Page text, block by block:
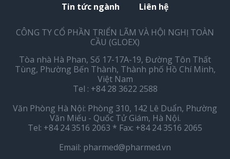
Tin tức ngành
Liên hệ
CÔNG TY CỔ PHẦN TRIỂN LÃM VÀ HỘI NGHỊ TOÀN
CẦU (GLOEX)
Tòa nhà Hà Phan, Số 17-17A-19, Đường Tôn Thất
Tùng, Phường Bến Thành, Thành phố Hồ Chí Minh,
Việt Nam
Tel : +84 28 3622 2588
Văn Phòng Hà Nội: Phòng 310, 142 Lê Duẩn, Phường
Văn Miếu - Quốc Tử Giám, Hà Nội.
Tel: +84 24 3516 2063 * Fax: +84 24 3516 2065
Email: pharmed@pharmed.vn